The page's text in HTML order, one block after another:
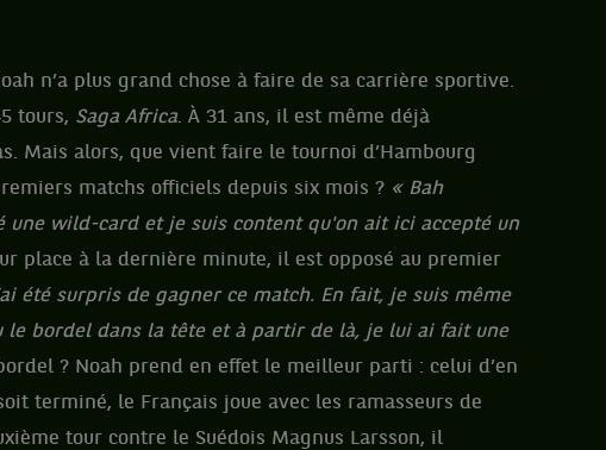
n’a plus grand chose à faire de sa carrière sportive.
tours, Saga Africa. À 31 ans, il est même déjà
Mais alors, que vient faire le tournoi d’Hambourg
matchs officiels depuis six mois ? « Bah
une wild-card et je suis content qu'on ait ici accepté un
place à la dernière minute, il est opposé au premier
été surpris de gagner ce match. En fait, je suis même
le bordel dans la tête et à partir de là, je lui ai fait une
? Noah prend en effet le meilleur parti : celui d’en
terminé, le Français joue avec les ramasseurs de
tour contre le Suédois Magnus Larsson, il